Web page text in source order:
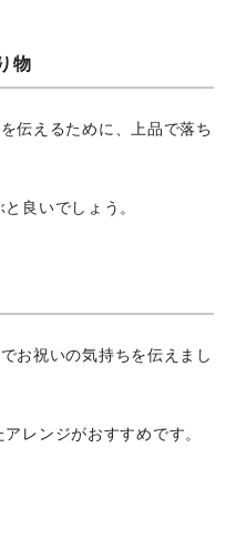
物
伝えるために、上品で落ち
良いでしょう。
お祝いの気持ちを伝えまし
レンジがおすすめです。